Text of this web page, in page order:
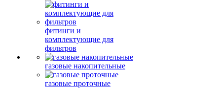
фитинги и
комплектующие для
фильтров
газовые накопительные
газовые проточные